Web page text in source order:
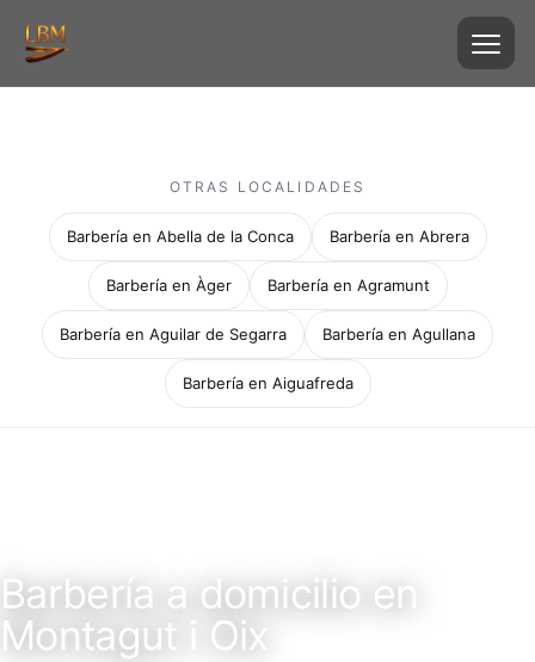
OTRAS LOCALIDADES
Barbería en Abella de la Conca Barbería en Abrera
Barbería en Àger Barbería en Agramunt
Barbería en Aguilar de Segarra Barbería en Agullana
Barbería en Aiguafreda
Barbería a domicilio en
Montagut i Oix